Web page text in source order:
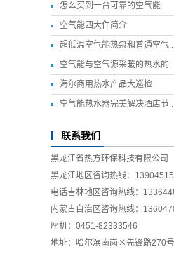
怎么买到一台可靠的空气能
空气能四大件简介
超低温空气能热泵和普通空气
空气能与空气源采暖的热水的
海尔商用热水产品大巡检
空气能热水器完美解决酒店节
联系我们
黑龙江省热方环保科技有限公司
黑龙江地区咨询热线：
电话吉林地区咨询热线：
内蒙古自治区咨询热线：
座机：0451-82333546
地址：哈尔滨南岗区先锋路270号